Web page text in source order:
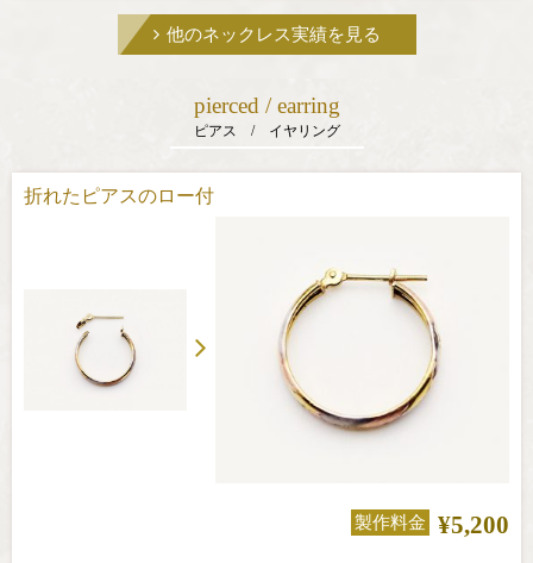
他のネックレス実績を見る
pierced / earring
ピアス / イヤリング
折れたピアスのロー付
製作料金 ¥5,200